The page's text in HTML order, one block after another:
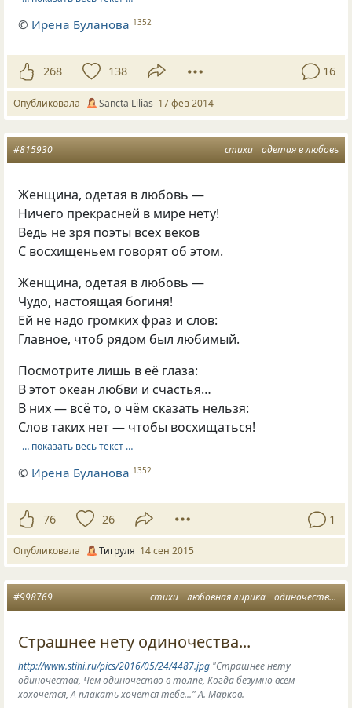
© Ирена Буланова 1352
268 138 16
Опубликовала Sancta Lilias 17 фев 2014
стихи одетая в любовь
#815930
Женщина, одетая в любовь —
Ничего прекрасней в мире нету!
Ведь не зря поэты всех веков
С восхищеньем говорят об этом.
Женщина, одетая в любовь —
Чудо, настоящая богиня!
Ей не надо громких фраз и слов:
Главное, чтоб рядом был любимый.
Посмотрите лишь в её глаза:
В этот океан любви и счастья…
В них — всё то, о чём сказать нельзя:
Слов таких нет — чтобы восхищаться!
… показать весь текст …
© Ирена Буланова 1352
76 26 1
Опубликовала Тигруля 14 сен 2015
стихи любовная лирика одиночество вдвоем
#998769
Страшнее нету одиночества...
http://www.stihi.ru/pics/2016/05/24/4487.jpg "Страшнее нету
одиночества, Чем одиночество в толпе, Когда безумно всем
хохочется, А плакать хочется тебе..." А. Марков.